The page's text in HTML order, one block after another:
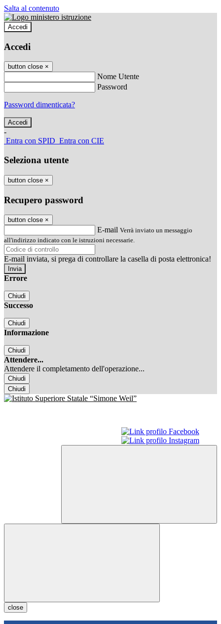
Salta al contenuto
Accedi
Accedi
button close ×
Nome Utente
Password
Password dimenticata?
-
Entra con SPID Entra con CIE
Seleziona utente
button close ×
Recupero password
button close ×
E-mail Verrà inviato un messaggio
all'indirizzo indicato con le istruzioni necessarie.
E-mail inviata, si prega di controllare la casella di posta elettronica!
Errore
Chiudi
Successo
Chiudi
Informazione
Chiudi
Attendere...
Attendere il completamento dell'operazione...
Chiudi
Chiudi
close